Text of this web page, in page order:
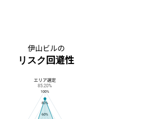
伊山ビルの
リスク回避性
伊山ビルのリスク回避性
100%
80%
60%
エリア選定
85.20%